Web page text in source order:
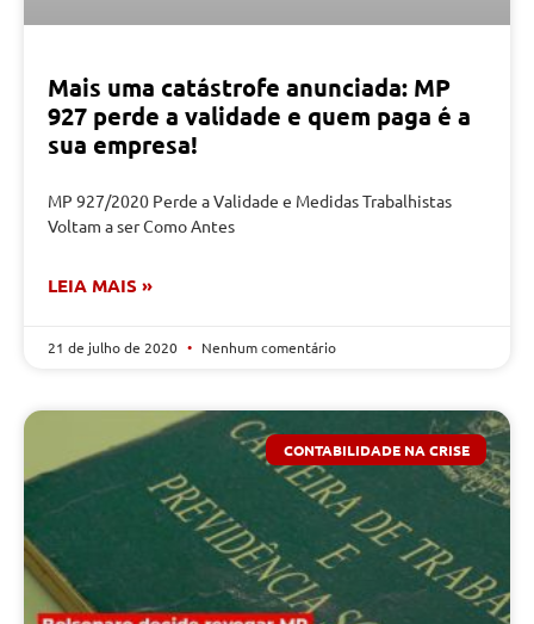
Mais uma catástrofe anunciada: MP
927 perde a validade e quem paga é a
sua empresa!
MP 927/2020 Perde a Validade e Medidas Trabalhistas
Voltam a ser Como Antes
LEIA MAIS »
21 de julho de 2020 Nenhum comentário
CONTABILIDADE NA CRISE